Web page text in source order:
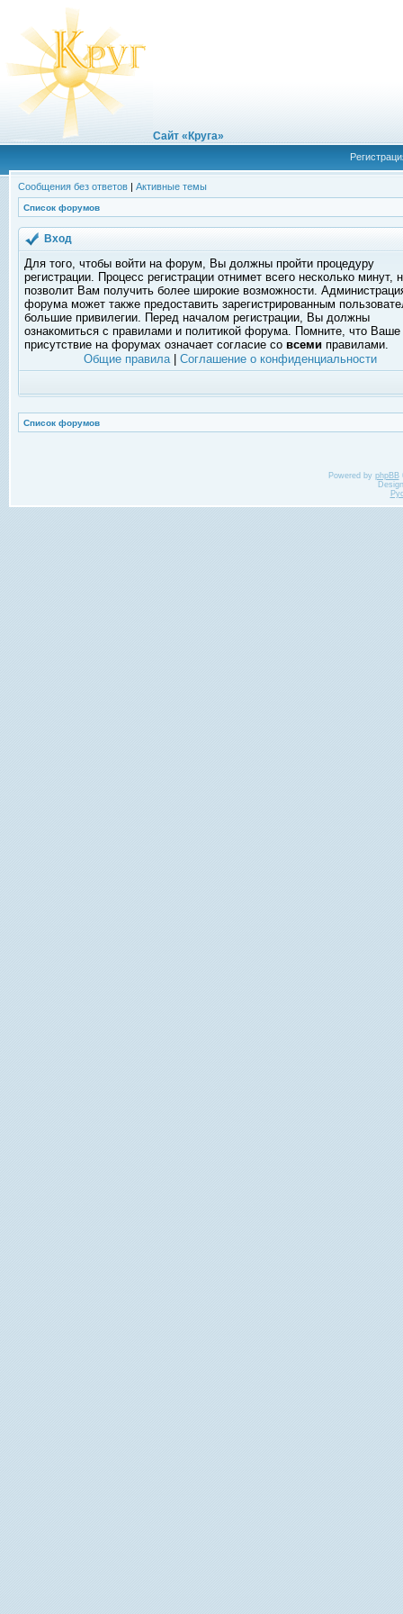
Сайт «Круга»
Сообщения без ответов | Активные темы
Список форумов
Вход
Для того, чтобы войти на форум, Вы должны пройти процедуру
регистрации. Процесс регистрации отнимет всего несколько минут,
позволит Вам получить более широкие возможности.
форума может также предоставить зарегистрированным
большие привилегии. Перед началом регистрации, Вы должны
ознакомиться с правилами и политикой форума. Помните, что Ваше
присутствие на форумах означает согласие со всеми правилами.
Общие правила| Соглашение о конфиденциальности
Список форумов
Powered by phpBB